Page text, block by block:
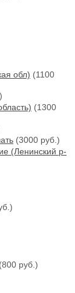
обл) (1100
(1300
(3000 руб.)
(Ленинский р-
(800 руб.)